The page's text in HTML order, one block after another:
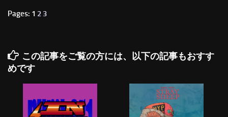
Pages: 1 2 3
この記事をご覧の方には、以下の記事もおすす
めです